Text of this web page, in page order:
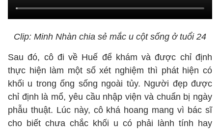
Clip: Minh Nhàn chia sẻ mắc u cột sống ở tuổi 24
Sau đó, cô đi về Huế để khám và được chỉ định
thực hiện làm một số xét nghiệm thì phát hiện có
khối u trong ống sống ngoài tủy. Người đẹp được
chỉ định là mổ, yêu cầu nhập viện và chuẩn bị ngày
phẫu thuật. Lúc này, cô khá hoang mang vì bác sĩ
cho biết chưa chắc khối u có phải lành tính hay